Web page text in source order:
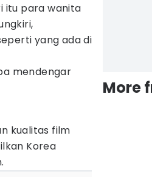
itu para wanita
yang ada di
mendengar
kualitas film
Korea
More